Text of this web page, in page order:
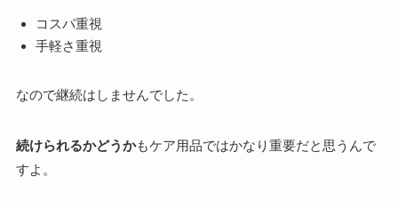
コスパ重視
手軽さ重視
なので継続はしませんでした。
続けられるかどうかもケア用品ではかなり重要だと思うんで
すよ。